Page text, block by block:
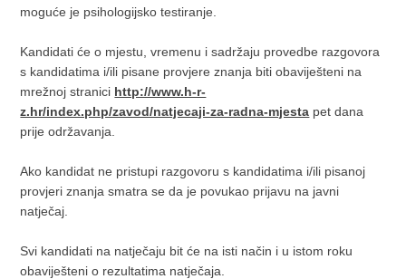
moguće je psihologijsko testiranje.
Kandidati će o mjestu, vremenu i sadržaju provedbe razgovora
s kandidatima i/ili pisane provjere znanja biti obaviješteni na
mrežnoj stranici http://www.h-r-
z.hr/index.php/zavod/natjecaji-za-radna-mjesta pet dana
prije održavanja.
Ako kandidat ne pristupi razgovoru s kandidatima i/ili pisanoj
provjeri znanja smatra se da je povukao prijavu na javni
natječaj.
Svi kandidati na natječaju bit će na isti način i u istom roku
obaviješteni o rezultatima natječaja.